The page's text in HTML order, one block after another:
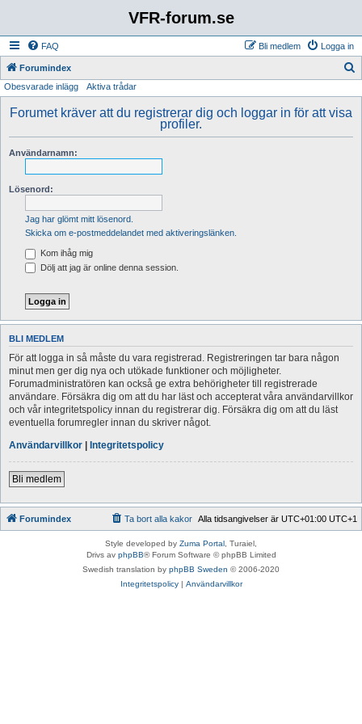
VFR-forum.se
FAQ Logga in
Bli medlem
Forumindex
Obesvarade inlägg Aktiva trådar
Forumet kräver att du registrerar dig och loggar in för att visa
profiler.
Användarnamn:
Lösenord:
Jag har glömt mitt lösenord.
Skicka om e-postmeddelandet med aktiveringslänken.
Kom ihåg mig
Dölj att jag är online denna session.
BLI MEDLEM
För att logga in så måste du vara registrerad. Registreringen tar bara någon
minut men ger dig nya och utökade funktioner och möjligheter.
Forumadministratören kan också ge extra behörigheter till registrerade
användare. Försäkra dig om att du har läst och accepterat våra användarvillkor
och vår integritetspolicy innan du registrerar dig. Försäkra dig om att du läst
eventuella forumregler innan du skriver något.
Användarvillkor | Integritetspolicy
Bli medlem
Forumindex Alla tidsangivelser är UTC+01:00 UTC+1
Ta bort alla kakor
Style developed by Zuma Portal , Turaiel,
Drivs av phpBB® Forum Software © phpBB Limited
Swedish translation by phpBB Sweden © 2006-2020
Integritetspolicy| Användarvillkor